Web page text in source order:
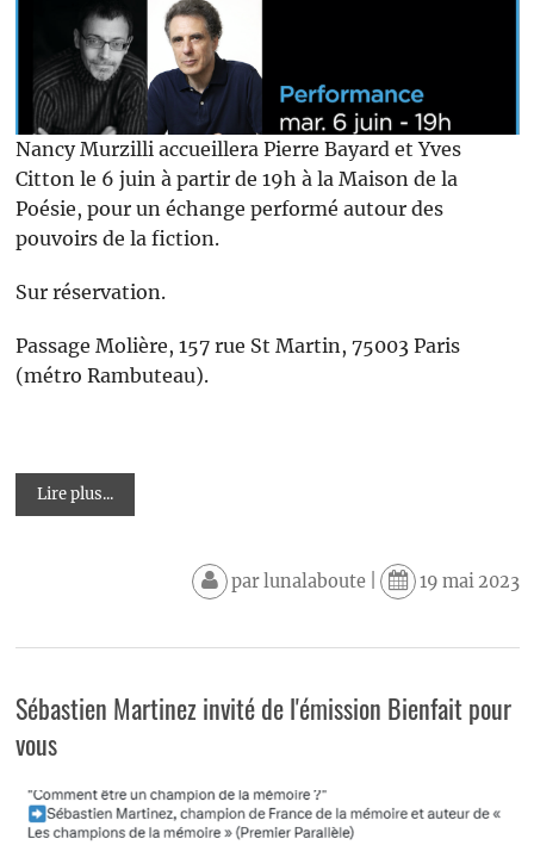
Nancy Murzilli accueillera Pierre Bayard et Yves
Citton le 6 juin à partir de 19h à la Maison de la
Poésie, pour un échange performé autour des
pouvoirs de la fiction.
Sur réservation.
Passage Molière, 157 rue St Martin, 75003 Paris
(métro Rambuteau).
Lire plus...
parlunalaboute| 19 mai 2023
Sébastien Martinez invité de l'émission Bienfait pour
vous